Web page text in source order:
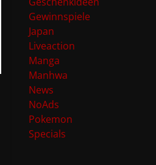
Gewinnspiele
Japan
Liveaction
Manga
Manhwa
News
NoAds
Pokemon
Specials